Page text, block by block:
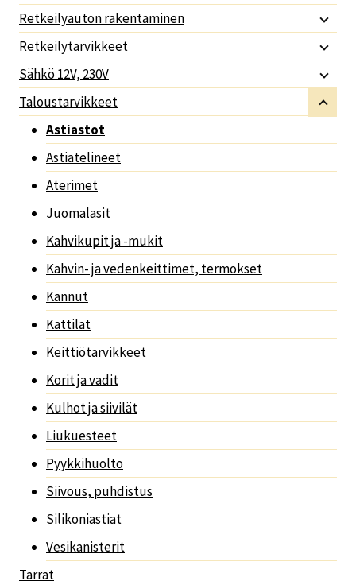
Retkeilyauton rakentaminen
Retkeilytarvikkeet
Sähkö 12V, 230V
Taloustarvikkeet
Astiastot
Astiatelineet
Aterimet
Juomalasit
Kahvikupit ja -mukit
Kahvin- ja vedenkeittimet, termokset
Kannut
Kattilat
Keittiötarvikkeet
Korit ja vadit
Kulhot ja siivilät
Liukuesteet
Pyykkihuolto
Siivous, puhdistus
Silikoniastiat
Vesikanisterit
Tarrat